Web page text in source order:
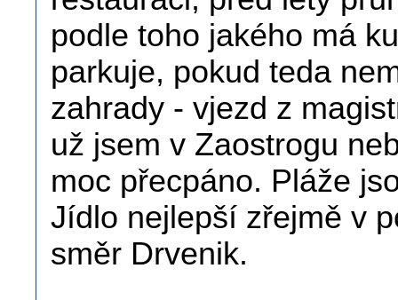
podle toho jakého má
parkuje, pokud teda
zahrady - vjezd z
už jsem v Zaostrogu
moc přecpáno. Pláže
Jídlo nejlepší zřejmě v
směr Drvenik.